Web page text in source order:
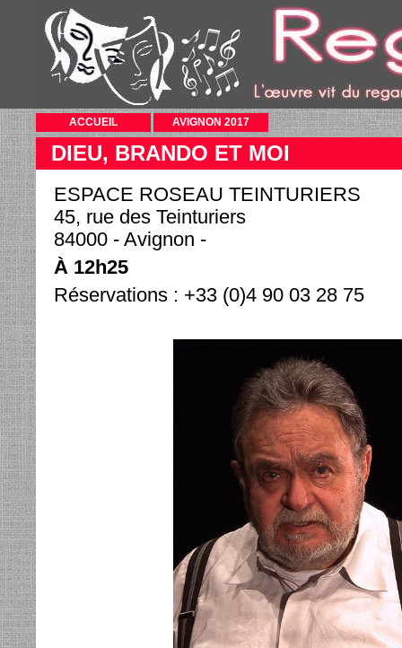
ACCUEIL AVIGNON 2017
DIEU, BRANDO ET MOI
ESPACE ROSEAU TEINTURIERS
45, rue des Teinturiers
84000 - Avignon -
À 12h25
Réservations : +33 (0)4 90 03 28 75